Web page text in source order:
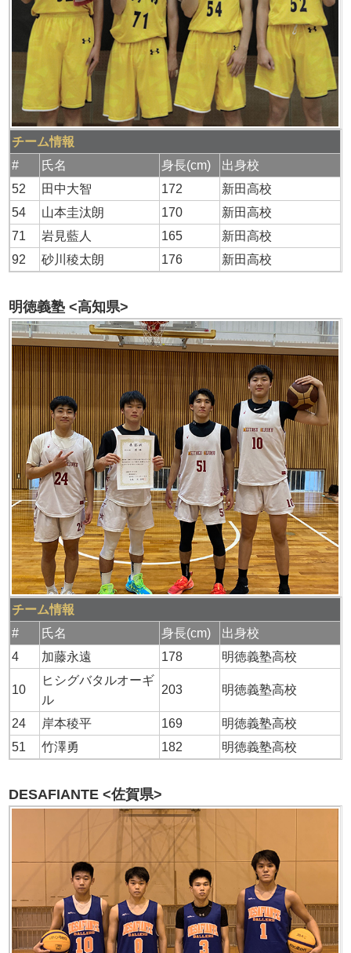
チーム情報
#
氏名 身長(cm)
出身校
52
田中大智 172
新田高校
54
山本圭汰朗 170
新田高校
71
岩見藍人 165
新田高校
92
砂川稜太朗 176 新田高校
明徳義塾 <高知県>
チーム情報
#
氏名 身長(cm)
出身校
4
加藤永遠 178 明徳義塾高校
10
ヒシグバタルオーギ
ル
203 明徳義塾高校
24 岸本稜平 169
明徳義塾高校
51
竹澤勇 182 明徳義塾高校
DESAFIANTE <佐賀県>